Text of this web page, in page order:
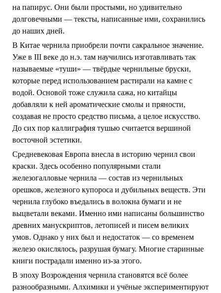
на папирус. Они были простыми, но удивительно
долговечными — тексты, написанные ими, сохранились
до наших дней.
В Китае чернила приобрели почти сакральное значение.
Уже в III веке до н.э. там научились изготавливать так
называемые «туши» — твёрдые чернильные бруски,
которые перед использованием растирали на камне с
водой. Основой тоже служила сажа, но китайцы
добавляли к ней ароматические смолы и пряности,
создавая не просто средство письма, а целое искусство.
До сих пор каллиграфия тушью считается вершиной
восточной эстетики.
Средневековая Европа внесла в историю чернил свои
краски. Здесь особенно популярными стали
железогалловые чернила — состав из чернильных
орешков, железного купороса и дубильных веществ. Эти
чернила глубоко въедались в волокна бумаги и не
выцветали веками. Именно ими написаны большинство
древних манускриптов, летописей и писем великих
умов. Однако у них был и недостаток — со временем
железо окислялось, разрушая бумагу. Многие старинные
книги пострадали именно из-за этого.
В эпоху Возрождения чернила становятся всё более
разнообразными. Алхимики и учёные экспериментируют